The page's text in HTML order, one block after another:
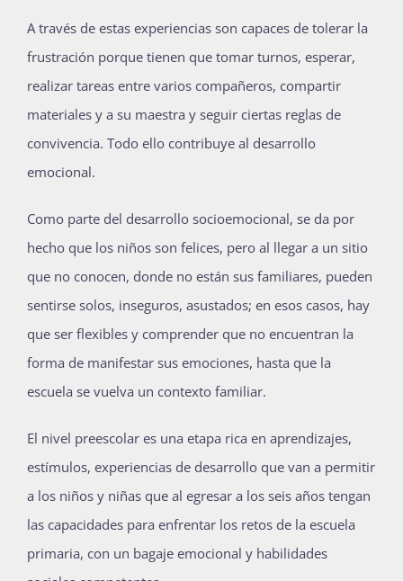
A través de estas experiencias son capaces de tolerar la
frustración porque tienen que tomar turnos, esperar,
realizar tareas entre varios compañeros, compartir
materiales y a su maestra y seguir ciertas reglas de
convivencia. Todo ello contribuye al desarrollo
emocional.
Como parte del desarrollo socioemocional, se da por
hecho que los niños son felices, pero al llegar a un sitio
que no conocen, donde no están sus familiares, pueden
sentirse solos, inseguros, asustados; en esos casos, hay
que ser flexibles y comprender que no encuentran la
forma de manifestar sus emociones, hasta que la
escuela se vuelva un contexto familiar.
El nivel preescolar es una etapa rica en aprendizajes,
estímulos, experiencias de desarrollo que van a permitir
a los niños y niñas que al egresar a los seis años tengan
las capacidades para enfrentar los retos de la escuela
primaria, con un bagaje emocional y habilidades